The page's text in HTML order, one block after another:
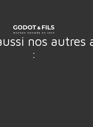
nos autres
: